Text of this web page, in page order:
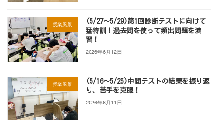
授業風景
(5/27～5/29)第1回診断テストに向けて
猛特訓！過去問を使って頻出問題を演
習！
2026年6月12日
授業風景
(5/16～5/25)中間テストの結果を振り返
り、苦手を克服！
2026年6月11日